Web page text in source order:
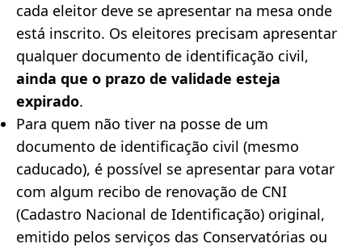
cada eleitor deve se apresentar na mesa onde
está inscrito. Os eleitores precisam apresentar
qualquer documento de identificação civil,
ainda que o prazo de validade esteja
expirado.
Para quem não tiver na posse de um
documento de identificação civil (mesmo
caducado), é possível se apresentar para votar
com algum recibo de renovação de CNI
(Cadastro Nacional de Identificação) original,
emitido pelos serviços das Conservatórias ou